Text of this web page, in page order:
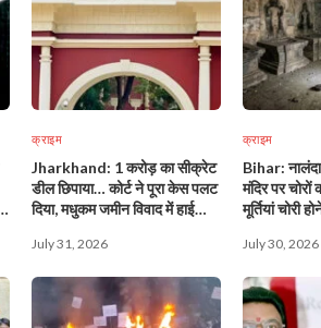
क्राइम
Jharkhand: 1 करोड़ का सीक्रेट
डील छिपाया… कोर्ट ने पूरा केस पलट
दिया, मधुकम जमीन विवाद में हाई
July 31, 2026
क्राइम
Bihar: नालंदा
मंदिर पर चोरों
मूर्तियां चोरी
July 30, 2026